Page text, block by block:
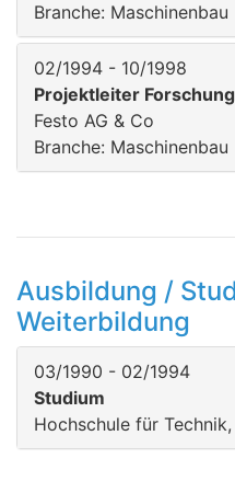
Branche: Maschinenbau
02/1994 - 10/1998
Projektleiter
Festo AG & Co
Branche: Maschinenbau
Ausbildung /
Weiterbildung
03/1990 - 02/1994
Studium
Hochschule für